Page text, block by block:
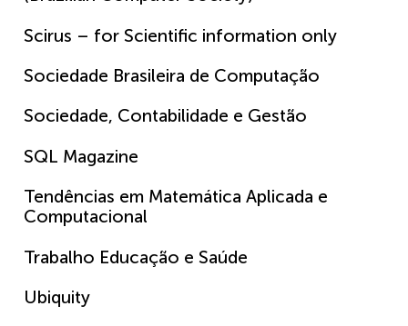
Scirus – for Scientific information only
Sociedade Brasileira de Computação
Sociedade, Contabilidade e Gestão
SQL Magazine
Tendências em Matemática Aplicada e
Computacional
Trabalho Educação e Saúde
Ubiquity